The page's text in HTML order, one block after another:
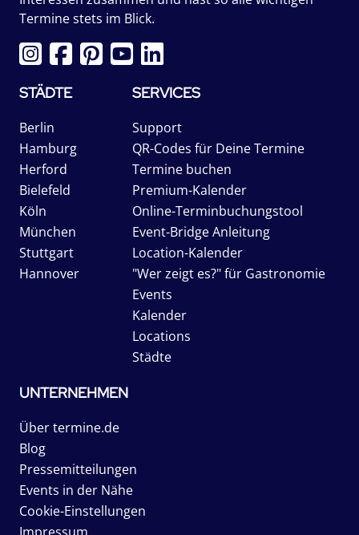
Termine stets im Blick.
STÄDTE
Berlin
Hamburg
Herford
Bielefeld
Köln
München
Stuttgart
Hannover
SERVICES
Support
QR-Codes für Deine Termine
Termine buchen
Premium-Kalender
Online-Terminbuchungstool
Event-Bridge Anleitung
Location-Kalender
"Wer zeigt es?" für Gastronomie
Events
Kalender
Locations
Städte
UNTERNEHMEN
Über termine.de
Blog
Pressemitteilungen
Events in der Nähe
Cookie-Einstellungen
Impressum